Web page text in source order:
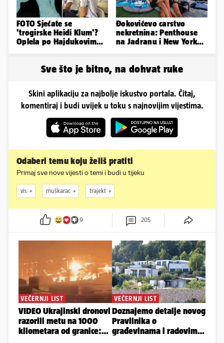
FOTO Sjećate se
'trogirske Heidi Klum'?
Oplela po Hajdukovim
Đokovićevo carstvo
nekretnina: Penthouse
na Jadranu i New Yorku,
Sve što je bitno, na dohvat ruke
Skini aplikaciju za najbolje iskustvo portala. Čitaj,
komentiraj i budi uvijek u toku s najnovijim vijestima.
Odaberi temu koju želiš pratiti
Primaj sve nove vijesti o temi i budi u tijeku
vis muškarac trajekt
9 205